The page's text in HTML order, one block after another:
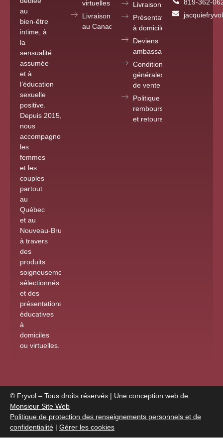
au
bien-être
intime, à
la
sensualité
assumée
et à
l’éducation
sexuelle
positive.
Depuis 2015
nous
accompagnons
les
femmes
et les
couples
partout
au
Québec
et au
Nouveau-Brunswick
à travers
des
produits
soigneusement
sélectionnés
et des
présentations
éducatives
à
domiciles
ou virtuelles
virtuelles partout
Livraison
au Canada
Livraison
Présentations
à domicile
Deviens
ambassadrice
Conditions
générales
de vente
Politique de
remboursements
et retours
819-362-
© Fryvol – Tous droits réservés | Une conception web de
Monsieur Site Web
Politique de protection des renseignements personnels et de
confidentialité | Gérer les cookies